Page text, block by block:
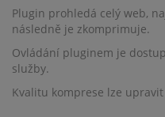
Plugin prohledá celý web,
následně je zkomprimuje.
Ovládání pluginem je
služby.
Kvalitu komprese lze